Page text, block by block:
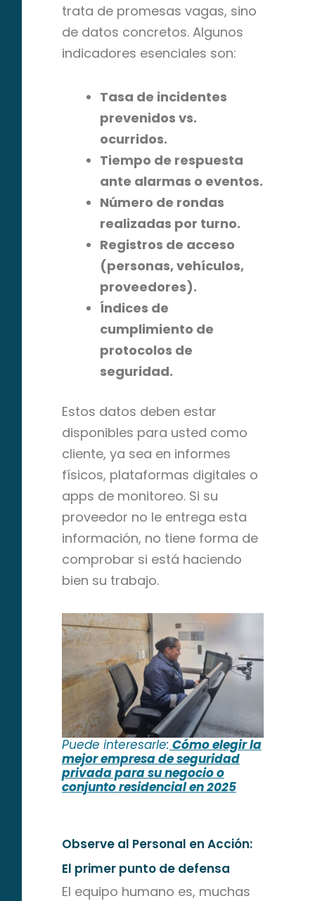
trata de promesas vagas, sino
de datos concretos. Algunos
indicadores esenciales son:
Tasa de incidentes
prevenidos vs.
ocurridos.
Tiempo de respuesta
ante alarmas o eventos.
Número de rondas
realizadas por turno.
Registros de acceso
(personas, vehículos,
proveedores).
Índices de
cumplimiento de
protocolos de
seguridad.
Estos datos deben estar
disponibles para usted como
cliente, ya sea en informes
físicos, plataformas digitales o
apps de monitoreo. Si su
proveedor no le entrega esta
información, no tiene forma de
comprobar si está haciendo
bien su trabajo.
Puede interesarle: Cómo elegir la
mejor empresa de seguridad
privada para su negocio o
conjunto residencial en 2025
Observe al Personal en Acción:
El primer punto de defensa
El equipo humano es, muchas